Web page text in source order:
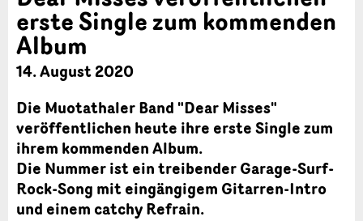
erste Single zum kommenden
Album
14. August 2020
Die Muotathaler Band "Dear Misses"
veröffentlichen heute ihre erste Single zum
ihrem kommenden Album.
Die Nummer ist ein treibender Garage-Surf-
Rock-Song mit eingängigem Gitarren-Intro
und einem catchy Refrain.